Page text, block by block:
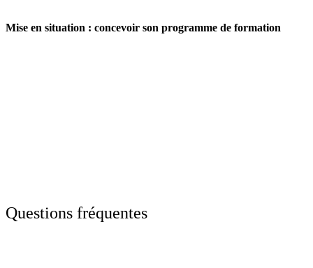
Mise en situation : concevoir son programme de formation
Questions fréquentes